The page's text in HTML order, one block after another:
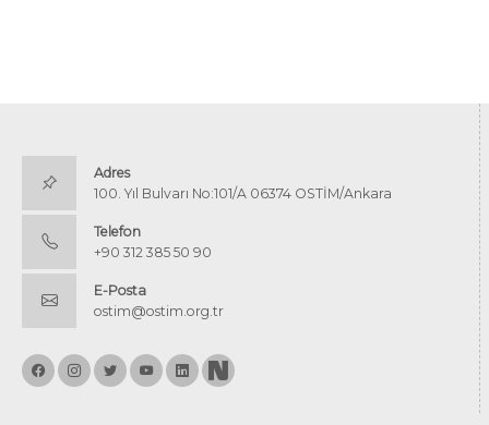
Adres
100. Yıl Bulvarı No:101/A 06374 OSTİM/Ankara
Telefon
+90 312 385 50 90
E-Posta
ostim@ostim.org.tr